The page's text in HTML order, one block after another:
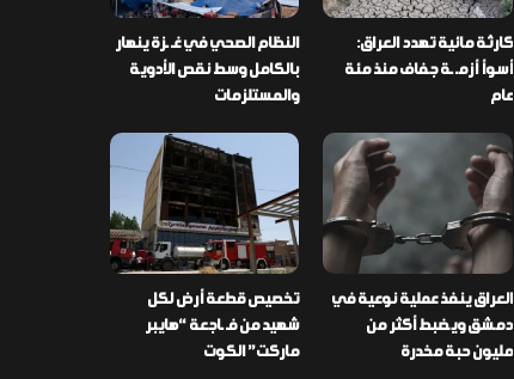
كارثة مائية تهدد العراق:
أسوأ أزمـ ـة جفاف منذ مئة
عام
النظام الصحي في غـ ـزة ينهار
بالكامل وسط نقص الأدوية
والمستلزمات
العراق ينفذ عملية نوعية في
دمشق ويضبط أكثر من
مليون حبة مخدرة
تخصيص قطعة أرض لكل
شهيد من فـ ـاجعة “هايبر
ماركت” الكوت